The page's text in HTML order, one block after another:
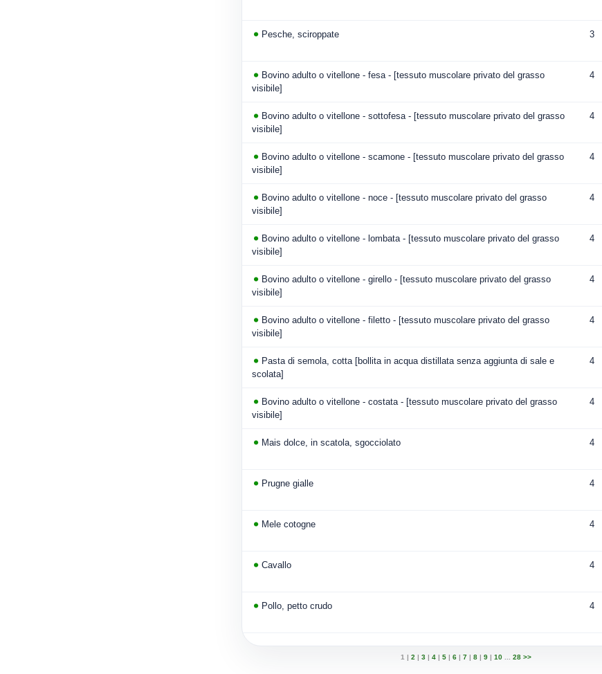
Pesche, sciroppate 3
Bovino adulto o vitellone - fesa - [tessuto muscolare privato del grasso
visibile]
4
Bovino adulto o vitellone - sottofesa - [tessuto muscolare privato del grasso
visibile]
4
Bovino adulto o vitellone - scamone - [tessuto muscolare privato del grasso
visibile]
4
Bovino adulto o vitellone - noce - [tessuto muscolare privato del grasso
visibile]
4
Bovino adulto o vitellone - lombata - [tessuto muscolare privato del grasso
visibile]
4
Bovino adulto o vitellone - girello - [tessuto muscolare privato del grasso
visibile]
4
Bovino adulto o vitellone - filetto - [tessuto muscolare privato del grasso
visibile]
4
Pasta di semola, cotta [bollita in acqua distillata senza aggiunta di sale e
scolata]
4
Bovino adulto o vitellone - costata - [tessuto muscolare privato del grasso
visibile]
4
Mais dolce, in scatola, sgocciolato 4
Prugne gialle 4
Mele cotogne 4
Cavallo 4
Pollo, petto crudo 4
1 | 2 | 3 | 4 | 5 | 6 | 7 | 8 | 9 | 10 28 >>